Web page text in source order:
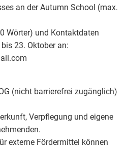
an der Autumn School (max.
Wörter) und Kontaktdaten
23. Oktober an:
(nicht barrierefrei zugänglich)
Verpflegung und eigene
externe Fördermittel können